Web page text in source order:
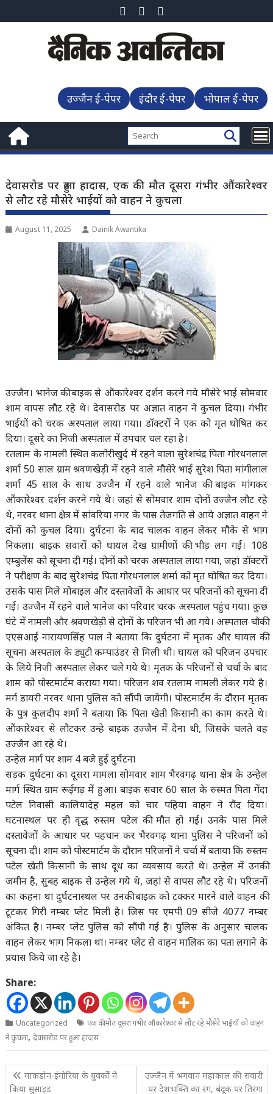
to
उज्जैन ई-पेपर इंदौर ई-पेपर भोपाल ई-पेपर
देवासरोड पर हुआ हादास, एक की मौत दूसरा गंभीर औंकारेश्वर
से लौट रहे मौसेरे भाईयों को वाहन ने कुचला
August 11, 2025 Dainik Awantika
उज्जैन। भानेज की बाइक से औंकारेश्वर दर्शन करने गये मौसेरे भाई सोमवार
शाम वापस लौट रहे थे। देवासरोड पर अज्ञात वाहन ने कुचल दिया। गंभीर
भाईयों को चरक अस्पताल लाया गया। डॉक्टरों ने एक को मृत घोषित कर
दिया। दूसरे का निजी अस्पताल में उपचार चल रहा है।
रतलाम के नामली स्थित कलोरीखुर्द में रहने वाला सुरेशचंद्र पिता गोरधनलाल
शर्मा 50 साल ग्राम श्रवणखेड़ी में रहने वाले मौसेरे भाई सुरेश पिता मांगीलाल
शर्मा 45 साल के साथ उज्जैन में रहने वाले भानेज की बाइक मांगकर
औंकारेश्वर दर्शन करने गये थे। जहां से सोमवार शाम दोनों उज्जैन लौट रहे
थे, नरवर थाना क्षेत्र में सांवरिया नगर के पास तेजगति से आये अज्ञात वाहन ने
दोनों को कुचल दिया। दुर्घटना के बाद चालक वाहन लेकर मौके से भाग
निकला। बाइक सवारों को घायल देख ग्रामीणों की भीड़ लग गई। 108
एम्बुलेंस को सूचना दी गई। दोनों को चरक अस्पताल लाया गया, जहां डॉक्टरों
ने परीक्षण के बाद सुरेशचंद्र पिता गोरधनलाल शर्मा को मृत घोषित कर दिया।
उसके पास मिले मोबाइल और दस्तावेजों के आधार पर परिजनों को सूचना दी
गई। उज्जैन में रहने वाले भानेज का परिवार चरक अस्पताल पहुंच गया। कुछ
घंटे में नामली और श्रवणखेड़ी से दोनों के परिजन भी आ गये। अस्पताल चौकी
एएसआई नारायणसिंह पाल ने बताया कि दुर्घटना में मृतक और घायल की
सूचना अस्पताल के ड्युटी कम्पाउंडर से मिली थी। घायल को परिजन उपचार
के लिये निजी अस्पताल लेकर चले गये थे। मृतक के परिजनों से चर्चा के बाद
शाम को पोस्टमार्टम कराया गया। परिजन शव रतलाम नामली लेकर गये है।
मर्ग डायरी नरवर थाना पुलिस को सौंपी जायेगी। पोस्टमार्टम के दौरान मृतक
के पुत्र कुलदीप शर्मा ने बताया कि पिता खेती किसानी का काम करते थे।
औंकारेश्वर से लौटकर उन्हे बाइक उज्जैन में देना थी, जिसके चलते वह
उज्जैन आ रहे थे।
उन्हेल मार्ग पर शाम 4 बजे हुई दुर्घटना
सड़क दुर्घटना का दूसरा मामला सोमवार शाम भैरवगढ़ थाना क्षेत्र के उन्हेल
मार्ग स्थित ग्राम रूईगढ़ में हुआ। बाइक सवार 60 साल के रुस्मत पिता गेंदा
पटेल निवासी कालियादेह महल को चार पहिया वाहन ने रौंद दिया।
घटनास्थल पर ही वृद्ध रुस्तम पटेल की मौत हो गई। उनके पास मिले
दस्तावेजों के आधार पर पहचान कर भैरवगढ़ थाना पुलिस ने परिजनों को
सूचना दी। शाम को पोस्टमार्टम के दौरान परिजनों ने चर्चा में बताया कि रुस्तम
पटेल खेती किसानी के साथ दूध का व्यवसाय करते थे। उन्हेल में उनकी
जमीन है, सुबह बाइक से उन्हेल गये थे, जहां से वापस लौट रहे थे। परिजनों
का कहना था दुर्घटनास्थल पर उनकी बाइक को टक्कर मारने वाले वाहन की
टूटकर गिरी नम्बर प्लेट मिली है। जिस पर एमपी 09 सीजे 4077 नम्बर
अंकित है। नम्बर प्लेट पुलिस को सौंपी गई है। पुलिस के अनुसार चालक
वाहन लेकर भाग निकला था। नम्बर प्लेट से वाहन मालिक का पता लगाने के
प्रयास किये जा रहे है।
Share:
Uncategorized
एक की मौत दूसरा गंभीर औंकारेश्वर से लौट रहे मौसेरे भाईयों को वाहन
ने कुचला,देवासरोड पर हुआ हादास
Post
navigation
माकडोन-इंगोरिया के युवकोें ने
किया सुसाइड
उज्जैन में भगवान महाकाल की सवारी
पर देशभक्ति का रंग, बंदूक पर तिरंगा